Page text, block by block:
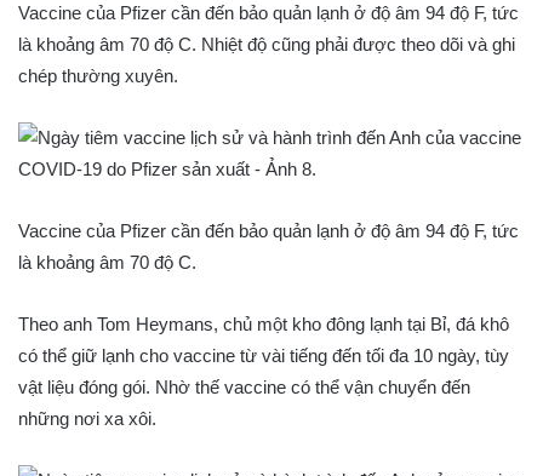
Vaccine của Pfizer cần đến bảo quản lạnh ở độ âm 94 độ F, tức
là khoảng âm 70 độ C. Nhiệt độ cũng phải được theo dõi và ghi
chép thường xuyên.
Vaccine của Pfizer cần đến bảo quản lạnh ở độ âm 94 độ F, tức
là khoảng âm 70 độ C.
Theo anh Tom Heymans, chủ một kho đông lạnh tại Bỉ, đá khô
có thể giữ lạnh cho vaccine từ vài tiếng đến tối đa 10 ngày, tùy
vật liệu đóng gói. Nhờ thế vaccine có thể vận chuyển đến
những nơi xa xôi.